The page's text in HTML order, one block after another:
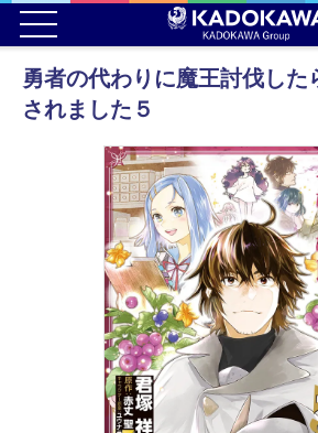
勇者の代わりに魔王討伐した
されました５